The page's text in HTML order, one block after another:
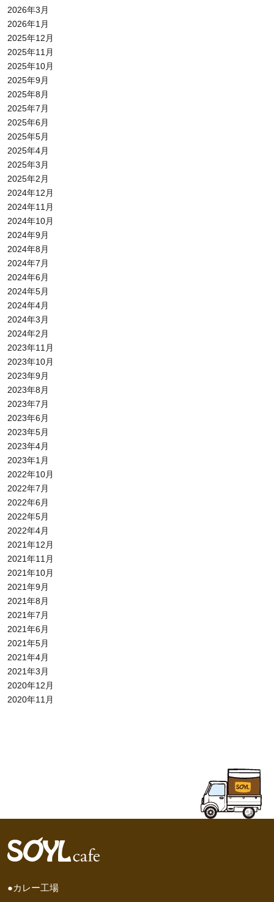
2026年3月
2026年1月
2025年12月
2025年11月
2025年10月
2025年9月
2025年8月
2025年7月
2025年6月
2025年5月
2025年4月
2025年3月
2025年2月
2024年12月
2024年11月
2024年10月
2024年9月
2024年8月
2024年7月
2024年6月
2024年5月
2024年4月
2024年3月
2024年2月
2023年11月
2023年10月
2023年9月
2023年8月
2023年7月
2023年6月
2023年5月
2023年4月
2023年1月
2022年10月
2022年7月
2022年6月
2022年5月
2022年4月
2021年12月
2021年11月
2021年10月
2021年9月
2021年8月
2021年7月
2021年6月
2021年5月
2021年4月
2021年3月
2020年12月
2020年11月
●カレー工場